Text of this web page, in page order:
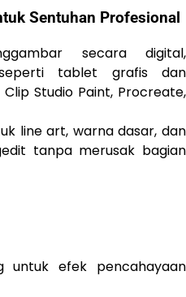
Sentuhan Profesional
secara digital,
tablet grafis dan
Studio Paint, Procreate,
line art, warna dasar, dan
tanpa merusak bagian
untuk efek pencahayaan